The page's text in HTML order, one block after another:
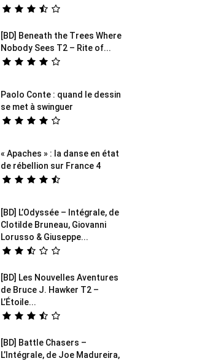
[BD] Beneath the Trees Where
Nobody Sees T2 – Rite of...
Paolo Conte : quand le dessin
se met à swinguer
« Apaches » : la danse en état
de rébellion sur France 4
[BD] L’Odyssée – Intégrale, de
Clotilde Bruneau, Giovanni
Lorusso & Giuseppe...
[BD] Les Nouvelles Aventures
de Bruce J. Hawker T2 –
L’Étoile...
[BD] Battle Chasers –
L’Intégrale, de Joe Madureira,